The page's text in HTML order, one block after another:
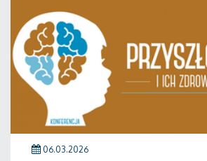
06.03.2026